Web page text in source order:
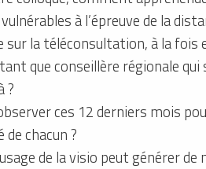
à l’épreuve de la
sur la téléconsultation, à la fois
que conseillère régionale
?
ces 12 derniers mois
chacun ?
de la visio peut générer